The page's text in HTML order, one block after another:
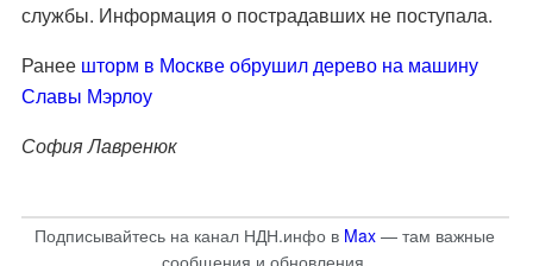
службы. Информация о пострадавших не поступала.
Ранее шторм в Москве обрушил дерево на машину
Славы Мэрлоу
София Лавренюк
Подписывайтесь на канал НДН.инфо в Max — там важные
сообщения и обновления.